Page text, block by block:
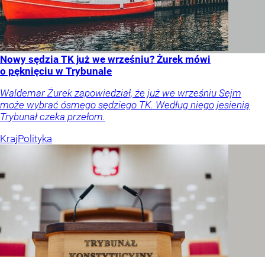
Nowy sędzia TK już we wrześniu? Żurek mówi
o pęknięciu w Trybunale
Waldemar Żurek zapowiedział, że już we wrześniu Sejm
może wybrać ósmego sędziego TK. Według niego jesienią
Trybunał czeka przełom.
KrajPolityka